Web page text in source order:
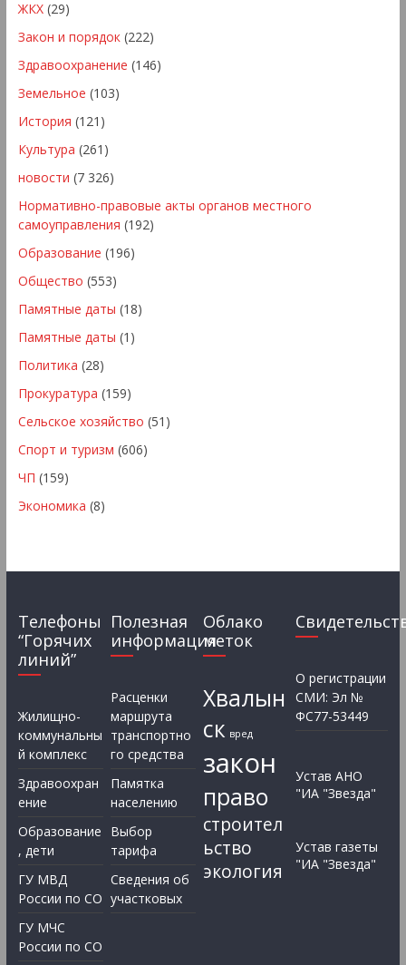
ЖКХ(29)
Закон и порядок(222)
Здравоохранение (146)
Земельное (103)
История (121)
Культура (261)
новости (7 326)
Нормативно-правовые акты органов местного
самоуправления (192)
Образование (196)
Общество (553)
Памятные даты (18)
Памятные даты (1)
Политика (28)
Прокуратура (159)
Сельское хозяйство (51)
Спорт и туризм (606)
ЧП (159)
Экономика (8)
Телефоны
“Горячих
линий”
Жилищно-
коммунальны
й комплекс
Здравоохран
ение
Образование
, дети
ГУ МВД
России по СО
ГУ МЧС
России по СО
Полезная
информация
Расценки
маршрута
транспортно
го средства
Памятка
населению
Выбор
тарифа
Сведения об
участковых
Облако
меток
Хвалын
ск вред
закон
право
строител
ьство
экология
О регистрации
СМИ: Эл №
ФС77-53449
Устав АНО
"ИА "Звезда"
Устав газеты
"ИА "Звезда"